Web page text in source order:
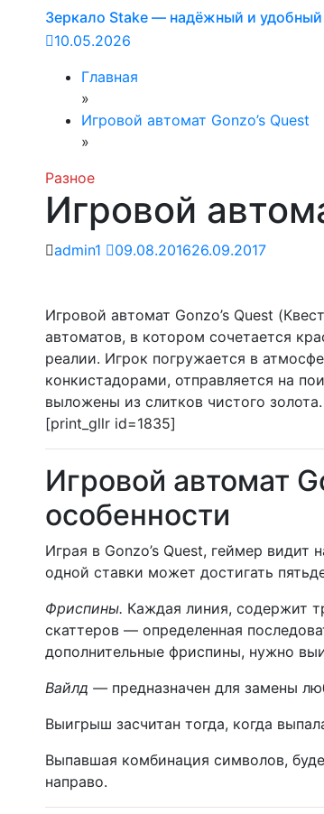
Зеркало Stake — надёжный и
10.05.2026
Главная
»
Игровой автомат Gonzo’s Quest
»
Разное
Игровой
admin1 09.08.201626.09.2017
Игровой автомат Gonzo’s Quest
автоматов, в котором сочетается
реалии. Игрок погружается в
конкистадорами, отправляется на
выложены из слитков чистого
[print_gllr id=1835]
Игровой автомат
особенности
Играя в Gonzo’s Quest, геймер
одной ставки может достигать
Фриспины. Каждая линия, содержит
скаттеров — определенная
дополнительные фриспины, нужно
Вайлд — предназначен для замены
Выигрыш засчитан тогда, когда
Выпавшая комбинация символов,
направо.